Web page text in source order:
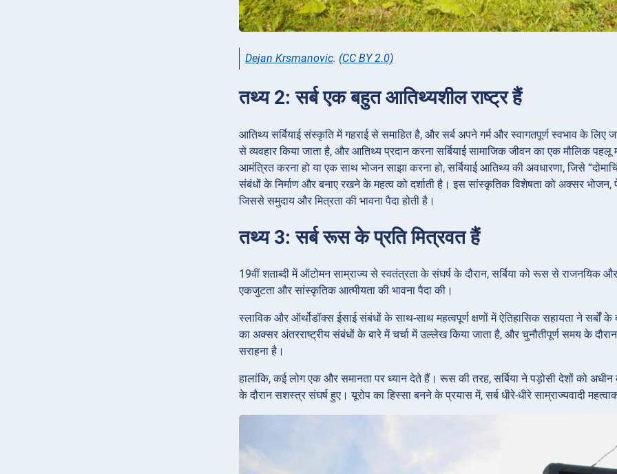
Dejan Krsmanovic. (CC BY 2.0)
तथ्य 2: सर्ब एक बहुत आतिथ्यशील राष्ट्र हैं
आतिथ्य सर्बियाई संस्कृति में गहराई से समाहित है, और सर्ब अपने गर्म और स्वागतपूर्ण स्वभाव के
से व्यवहार किया जाता है, और आतिथ्य प्रदान करना सर्बियाई सामाजिक जीवन का एक मौलिक पहलू
आमंत्रित करना हो या एक साथ भोजन साझा करना हो, सर्बियाई आतिथ्य की अवधारणा, जिसे
संबंधों के निर्माण और बनाए रखने के महत्व को दर्शाती है। इस सांस्कृतिक विशेषता को अक्सर
जिससे समुदाय और मित्रता की भावना पैदा होती है।
तथ्य 3: सर्ब रूस के प्रति मित्रवत हैं
19वीं शताब्दी में ऑटोमन साम्राज्य से स्वतंत्रता के संघर्ष के दौरान, सर्बिया को रूस से राजनयिक
एकजुटता और सांस्कृतिक आत्मीयता की भावना पैदा की।
स्लाविक और ऑर्थोडॉक्स ईसाई संबंधों के साथ-साथ महत्वपूर्ण क्षणों में ऐतिहासिक सहायता ने सर्बों
का अक्सर अंतरराष्ट्रीय संबंधों के बारे में चर्चा में उल्लेख किया जाता है, और चुनौतीपूर्ण समय के
सराहना है।
हालांकि, कई लोग एक और समानता पर ध्यान देते हैं। रूस की तरह, सर्बिया ने पड़ोसी देशों को
के दौरान सशस्त्र संघर्ष हुए। यूरोप का हिस्सा बनने के प्रयास में, सर्ब धीरे-धीरे साम्राज्यवादी